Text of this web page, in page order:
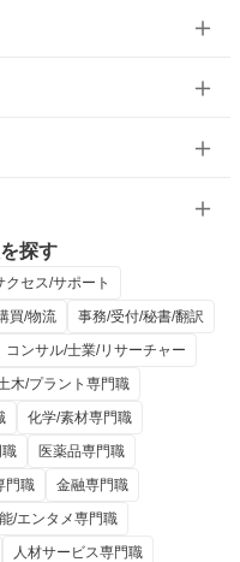
探す
セス/サポート
買/物流
事務/受付/秘書/翻訳
コンサル/士業/リサーチャー
木/プラント専門職
化学/素材専門職
医薬品専門職
門職
金融専門職
/エンタメ専門職
人材サービス専門職